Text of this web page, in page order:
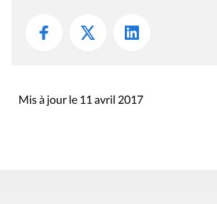
Mis à jour le 11 avril 2017